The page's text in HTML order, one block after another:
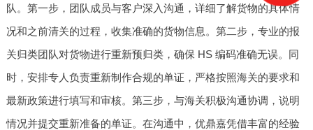
队。第一步，团队成员与客户深入沟通，详细了解货物的具体情
况和之前清关的过程，收集准确的货物信息。第二步，专业的报
关归类团队对货物进行重新预归类，确保 HS 编码准确无误。同
时，安排专人负责重新制作合规的单证，严格按照海关的要求和
最新政策进行填写和审核。第三步，与海关积极沟通协调，说明
情况并提交重新准备的单证。在沟通中，优鼎嘉凭借丰富的经验